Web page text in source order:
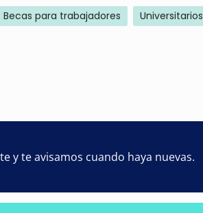
Becas para trabajadores Universitarios
y te avisamos cuando haya nuevas.